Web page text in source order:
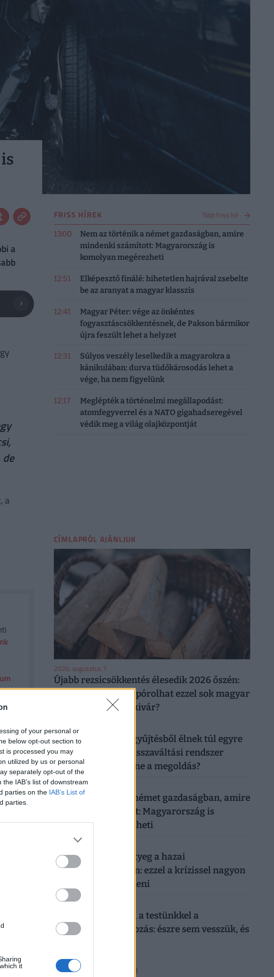
of your personal or
below opt-out section to
is processed you may
utilized by us or personal
separately opt-out of the
IAB’s list of downstream
parties on the IAB’s List of
parties.
it
a
a
FRISS HÍREK Több friss hír
13:00
Nem az történik a német gazdaságban, amire
mindenki számított: Magyarország is
komolyan megérezheti
12:51
Elképesztő finálé: hihetetlen hajrával zsebelte
be az aranyat a magyar klasszis
12:41
Magyar Péter: vége az önkéntes
fogyasztáscsökkentésnek, de Pakson bármikor
újra feszült lehet a helyzet
12:31
Súlyos veszély leselkedik a magyarokra a
kánikulában: durva tüdőkárosodás lehet a
vége, ha nem figyelünk
12:17
Meglépték a történelmi megállapodást:
atomfegyverrel és a NATO gigahadseregével
védik meg a világ olajközpontját
CÍMLAPRÓL AJÁNLJUK
2026. augusztus 7.
Újabb rezsicsökkentés élesedik 2026 őszén:
tényleg tízezreket spórolhat ezzel sok magyar
háztulaj, aki most kivár?
2026. augusztus 6.
50 forintos palackgyűjtésből élnek túl egyre
többen: tényleg a visszaváltási rendszer
megszüntetése lenne a megoldás?
2026. augusztus 7.
Nem az történik a német gazdaságban, amire
mindenki számított: Magyarország is
komolyan megérezheti
2026. augusztus 7.
Időzített bomba ketyeg a hazai
nyugdíjrendszerben: ezzel a krízissel nagyon
nehéz lesz mit kezdeni
2026. augusztus 6.
Sokkoló, mit művel a testünkkel a
mindennapi mobilozás: észre sem vesszük, és
ERRŐL NE MARADJ LE!